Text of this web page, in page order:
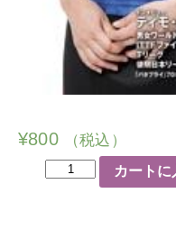
¥800 （税込）
カートに